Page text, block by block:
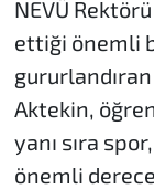
NEVÜ
ettiği önemli
Aktekin,
yanı sıra
önemli